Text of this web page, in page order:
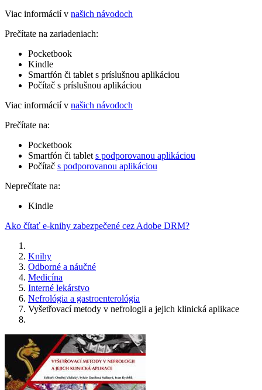
Viac informácií v našich návodoch
Prečítate na zariadeniach:
Pocketbook
Kindle
Smartfón či tablet s príslušnou aplikáciou
Počítač s príslušnou aplikáciou
Viac informácií v našich návodoch
Prečítate na:
Pocketbook
Smartfón či tablet s podporovanou aplikáciou
Počítač s podporovanou aplikáciou
Neprečítate na:
Kindle
Ako čítať e-knihy zabezpečené cez Adobe DRM?
Knihy
Odborné a náučné
Medicína
Interné lekárstvo
Nefrológia a gastroenterológia
Vyšetřovací metody v nefrologii a jejich klinická aplikace